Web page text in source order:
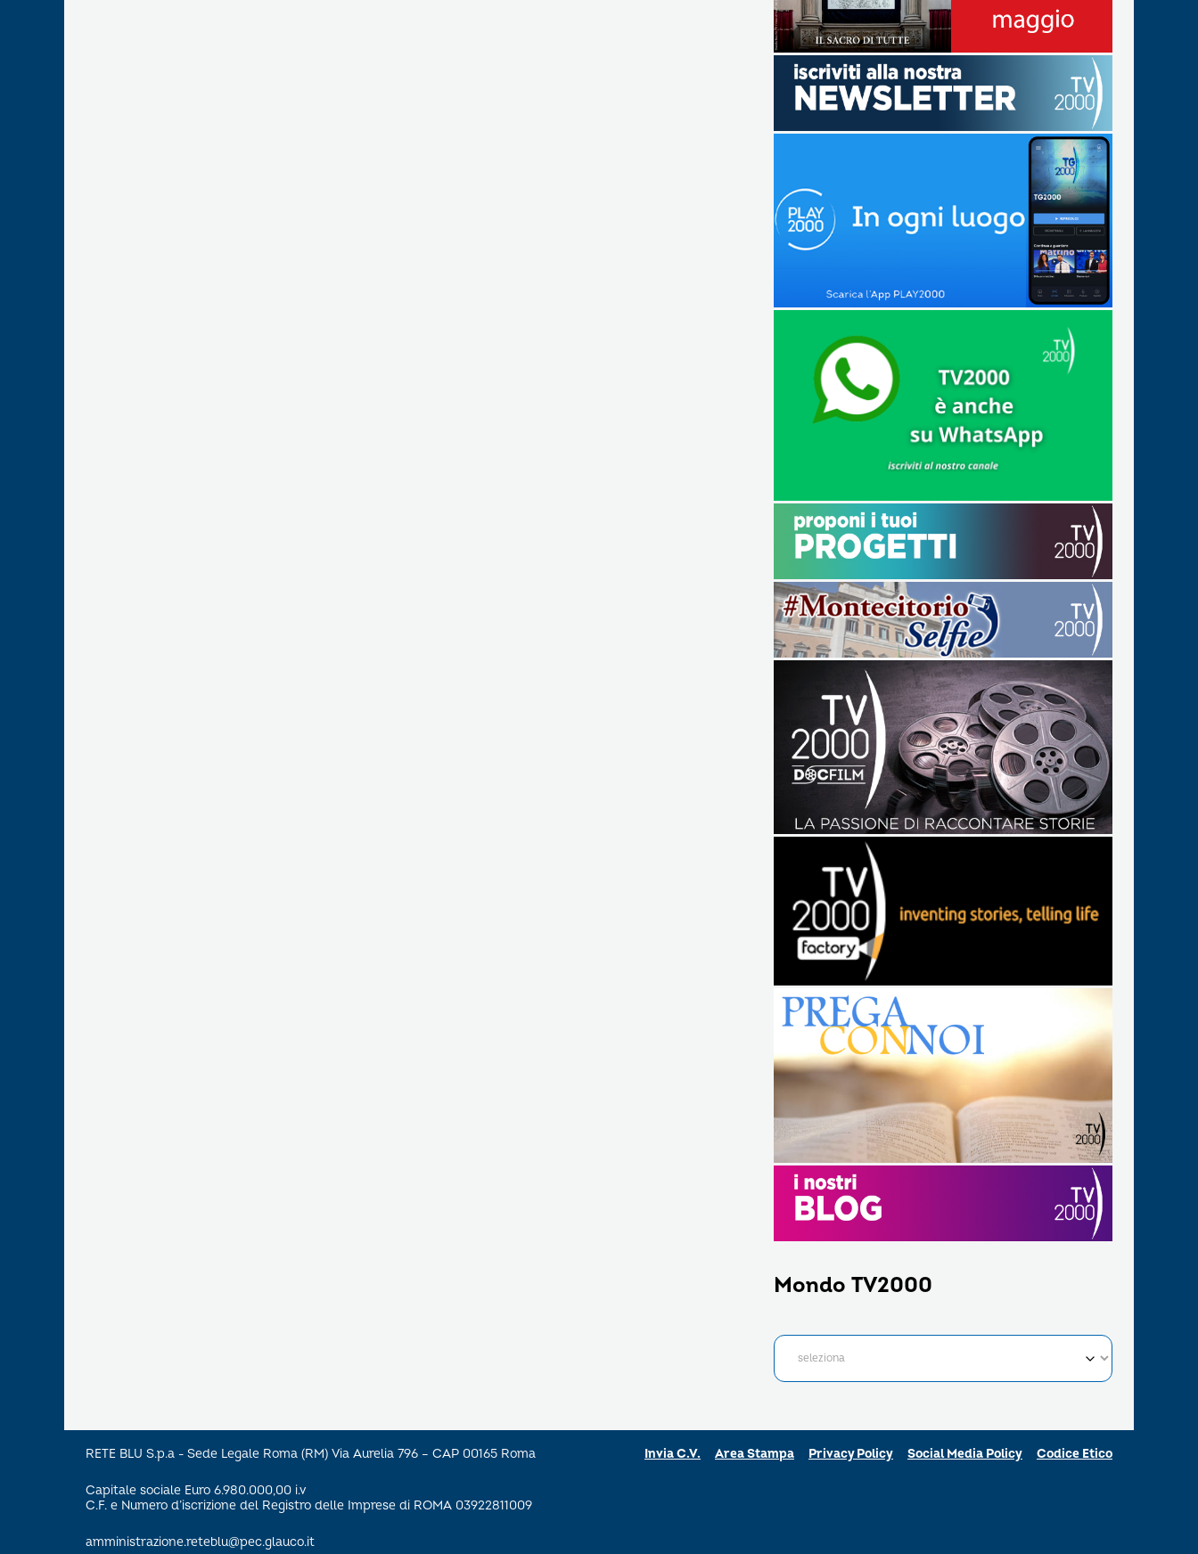
Mondo TV2000
RETE BLU S.p.a - Sede Legale Roma (RM) Via Aurelia 796 – CAP 00165 Roma
Capitale sociale Euro 6.980.000,00 i.v
C.F. e Numero d’iscrizione del Registro delle Imprese di ROMA 03922811009
amministrazione.reteblu@pec.glauco.it
Invia C.V. Area Stampa Privacy Policy Social Media Policy Codice Etico